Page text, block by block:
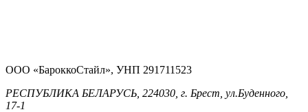
ООО «БароккоСтайл», УНП 291711523
РЕСПУБЛИКА БЕЛАРУСЬ, 224030, г. Брест, ул.Буденного,
17-1